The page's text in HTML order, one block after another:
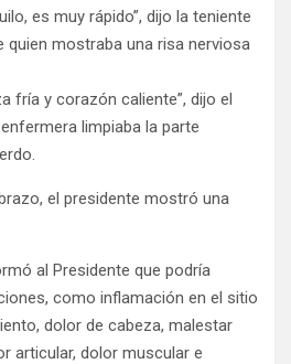
es muy rápido”, dijo la teniente
quien mostraba una risa nerviosa
fría y corazón caliente”, dijo el
limpiaba la parte
el presidente mostró una
al Presidente que podría
como inflamación en el sitio
dolor de cabeza, malestar
articular, dolor muscular e